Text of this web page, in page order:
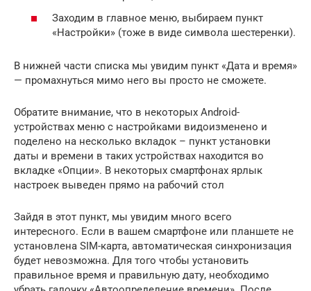
Заходим в главное меню, выбираем пункт
«Настройки» (тоже в виде символа шестеренки).
В нижней части списка мы увидим пункт «Дата и время»
— промахнуться мимо него вы просто не сможете.
Обратите внимание, что в некоторых Android-
устройствах меню с настройками видоизменено и
поделено на несколько вкладок – пункт установки
даты и времени в таких устройствах находится во
вкладке «Опции». В некоторых смартфонах ярлык
настроек выведен прямо на рабочий стол
Зайдя в этот пункт, мы увидим много всего
интересного. Если в вашем смартфоне или планшете не
установлена SIM-карта, автоматическая синхронизация
будет невозможна. Для того чтобы установить
правильное время и правильную дату, необходимо